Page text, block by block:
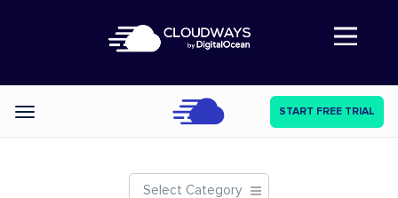
Abre a navegação
Categories START FREE TRIAL
Select Category